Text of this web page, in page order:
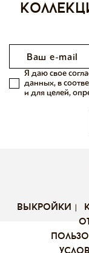
Я даю свое
данных, в
и для целей,
выкройки